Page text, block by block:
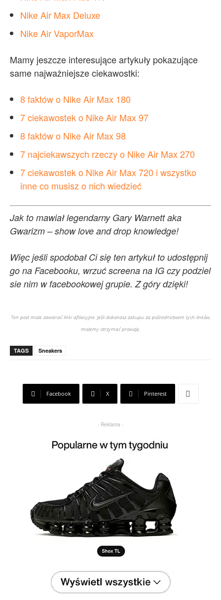
Nike Air Max Deluxe
Nike Air VaporMax
Mamy jeszcze interesujące artykuły pokazujące
same najważniejsze ciekawostki:
8faktów o Nike Air Max 180
7 ciekawostek o Nike Air Max 97
8 faktów o Nike Air Max 98
7 najciekawszych rzeczy o Nike Air Max 270
7 ciekawostek o Nike Air Max 720 i wszystko
inne co musisz o nich wiedzieć
Jak to mawiał legendarny Gary Warnett aka
Gwarizm – show love and drop knowledge!
Więc jeśli spodobał Ci się ten artykuł to udostępnij
go na Facebooku, wrzuć screena na IG czy podziel
sie nim w facebookowej grupie. Z góry dzięki!
Ten post może zawierać linki afiliacyjne. Jeśli dokonasz zakupu za pośrednictwem tych linków,
możemy otrzymać prowizję.
TAGS Sneakers
Facebook X Pinterest
- Reklama -